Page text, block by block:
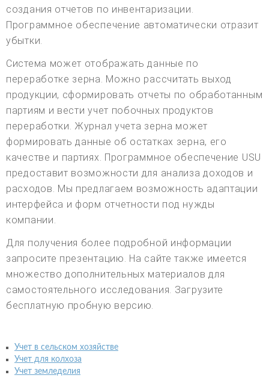
создания отчетов по инвентаризации.
Программное обеспечение автоматически отразит
убытки.
Система может отображать данные по
переработке зерна. Можно рассчитать выход
продукции, сформировать отчеты по обработанным
партиям и вести учет побочных продуктов
переработки. Журнал учета зерна может
формировать данные об остатках зерна, его
качестве и партиях. Программное обеспечение USU
предоставит возможности для анализа доходов и
расходов. Мы предлагаем возможность адаптации
интерфейса и форм отчетности под нужды
компании.
Для получения более подробной информации
запросите презентацию. На сайте также имеется
множество дополнительных материалов для
самостоятельного исследования. Загрузите
бесплатную пробную версию.
Учет в сельском хозяйстве
Учет для колхоза
Учет земледелия